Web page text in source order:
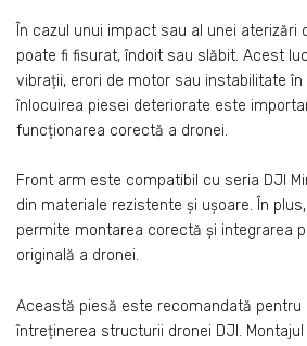
În cazul unui impact sau al unei aterizări
poate fi fisurat, îndoit sau slăbit. Acest
vibrații, erori de motor sau instabilitate în
înlocuirea piesei deteriorate este
funcționarea corectă a dronei.
Front arm este compatibil cu seria DJI
din materiale rezistente și ușoare. În
permite montarea corectă și integrarea
originală a dronei.
Această piesă este recomandată pentru
întreținerea structurii dronei DJI.